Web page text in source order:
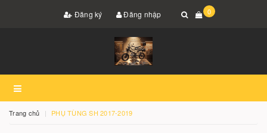
Đăng ký Đăng nhập 0
Trang chủ PHỤ TÙNG SH 2017-2019